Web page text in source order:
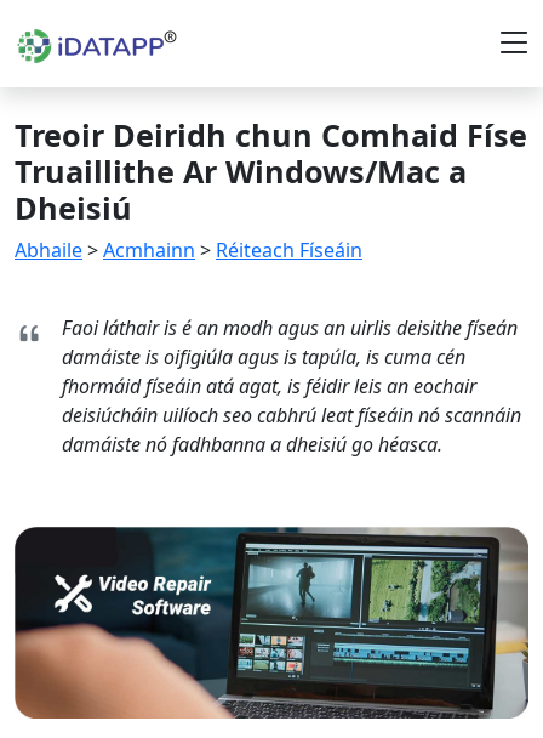
Treoir Deiridh chun Comhaid Físe
Truaillithe Ar Windows/Mac a
Dheisiú
Abhaile>Acmhainn > Réiteach Físeáin
Faoi láthair is é an modh agus an uirlis deisithe físeán
damáiste is oifigiúla agus is tapúla, is cuma cén
fhormáid físeáin atá agat, is féidir leis an eochair
deisiúcháin uilíoch seo cabhrú leat físeáin nó scannáin
damáiste nó fadhbanna a dheisiú go héasca.